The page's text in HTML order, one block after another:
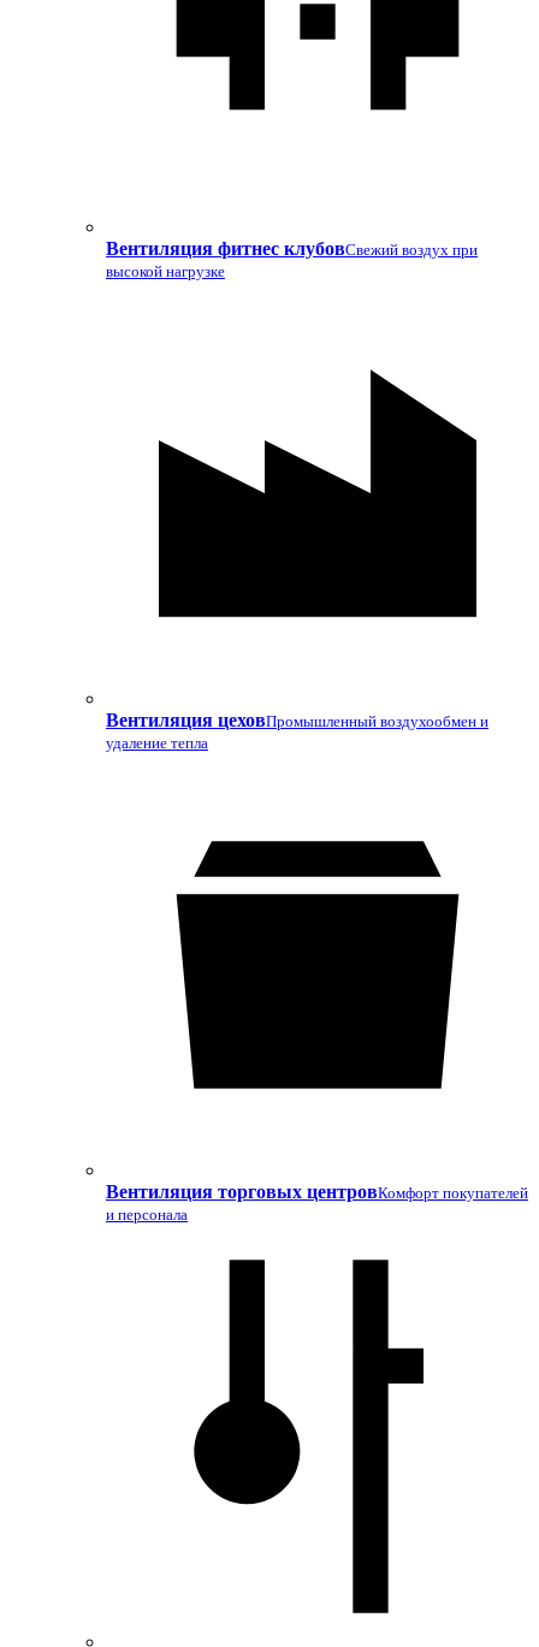
Вентиляция фитнес клубовСвежий воздух при
высокой нагрузке
Вентиляция цеховПромышленный воздухообмен и
удаление тепла
Вентиляция торговых центровКомфорт покупателей
и персонала